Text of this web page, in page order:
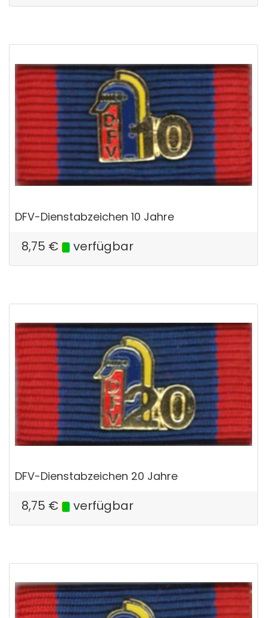
DFV-Dienstabzeichen 10 Jahre
8,75 € verfügbar
DFV-Dienstabzeichen 20 Jahre
8,75 € verfügbar